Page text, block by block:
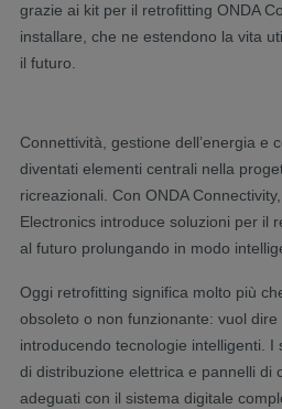
grazie ai kit per il retrofitting ONDA
installare, che ne estendono la vita
il futuro.
Connettività, gestione dell’energia e
diventati elementi centrali nella
ricreazionali. Con ONDA
Electronics introduce soluzioni per il
al futuro prolungando in modo
Oggi retrofitting significa molto più
obsoleto o non funzionante: vuol
introducendo tecnologie intelligenti. I
di distribuzione elettrica e pannelli di
adeguati con il sistema digitale